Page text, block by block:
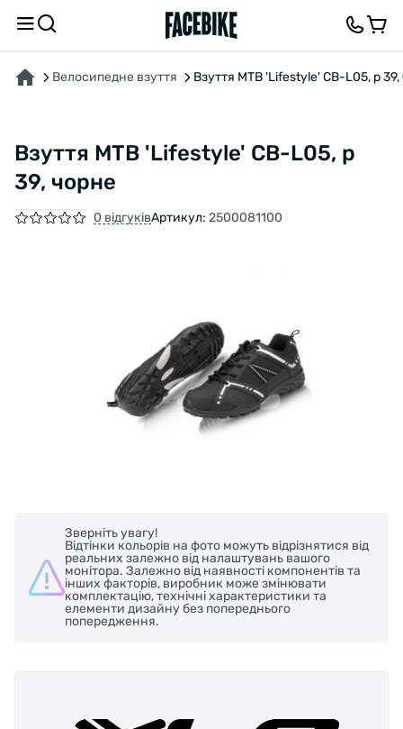
Велосипедне взуття Взуття MTB 'Lifestyle' CB-L05, р
Взуття MTB 'Lifestyle' CB-L05, р
39, чорне
0 відгуківАртикул: 2500081100
Зверніть увагу!
Відтінки кольорів на фото можуть відрізнятися від
реальних залежно від налаштувань вашого
монітора. Залежно від наявності компонентів та
інших факторів, виробник може змінювати
комплектацію, технічні характеристики та
елементи дизайну без попереднього
попередження.
ПРО ТОВАР ХАРАКТЕРИСТИКИОПИС ВІДГУКИ ТА ЗАПИТАННЯ